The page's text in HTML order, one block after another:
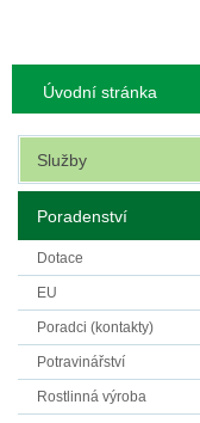
Úvodní stránka
Služby
Poradenství
Dotace
EU
Poradci (kontakty)
Potravinářství
Rostlinná výroba